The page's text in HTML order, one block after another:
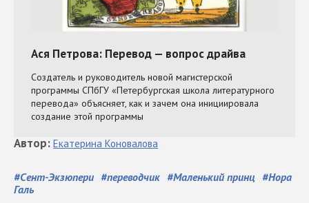
#Сент-Экзюпери #переводчик #Маленький принц #Нора
Галь
Автор: Екатерина Коновалова